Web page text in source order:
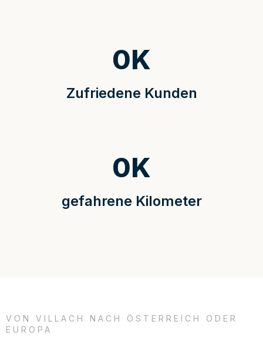
Zufriedene Kunden
0K
gefahrene Kilometer
0K
VON VILLACH NACH ÖSTERREICH ODER
EUROPA